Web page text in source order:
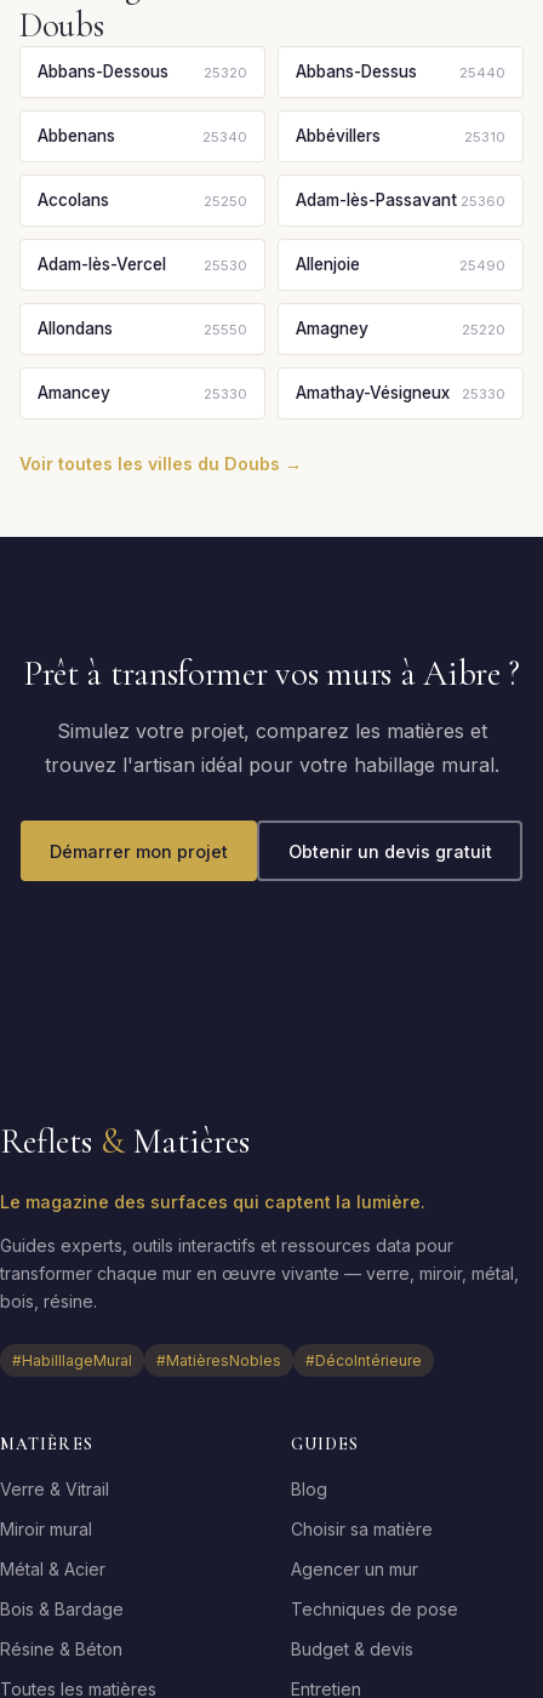
Doubs
Abbans-Dessous 25320 Abbans-Dessus 25440
Abbenans 25340 Abbévillers 25310
Accolans 25250 Adam-lès-Passavant 25360
Adam-lès-Vercel 25530 Allenjoie 25490
Allondans 25550 Amagney 25220
Amancey 25330 Amathay-Vésigneux 25330
Voir toutes les villes du Doubs →
Prêt à transformer vos murs à Aibre ?
Simulez votre projet, comparez les matières et
trouvez l'artisan idéal pour votre habillage mural.
Démarrer mon projet Obtenir un devis gratuit
Reflets & Matières
Le magazine des surfaces qui captent la lumière.
Guides experts, outils interactifs et ressources data pour
transformer chaque mur en œuvre vivante — verre, miroir, métal,
bois, résine.
#HabilllageMural #MatièresNobles #DécoIntérieure
MATIÈRES
Verre & Vitrail
Miroir mural
Métal & Acier
Bois & Bardage
Résine & Béton
Toutes les matières
GUIDES
Blog
Choisir sa matière
Agencer un mur
Techniques de pose
Budget & devis
Entretien